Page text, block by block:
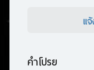
แ
คำโปรย